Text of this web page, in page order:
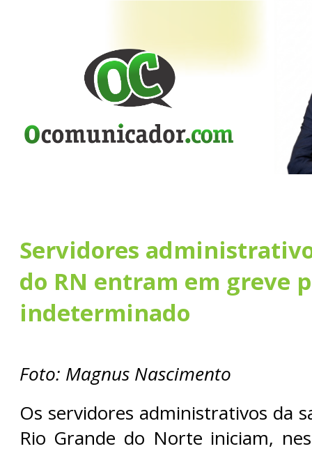
Servidores
do RN entram em greve
indeterminado
Foto: Magnus Nascimento
Os servidores administrativos da
Rio Grande do Norte iniciam,